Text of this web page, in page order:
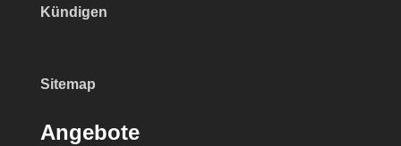
Kündigen
Sitemap
Angebote